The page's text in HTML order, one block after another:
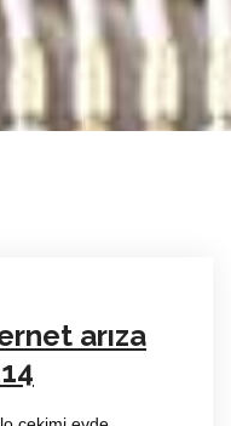
arıza